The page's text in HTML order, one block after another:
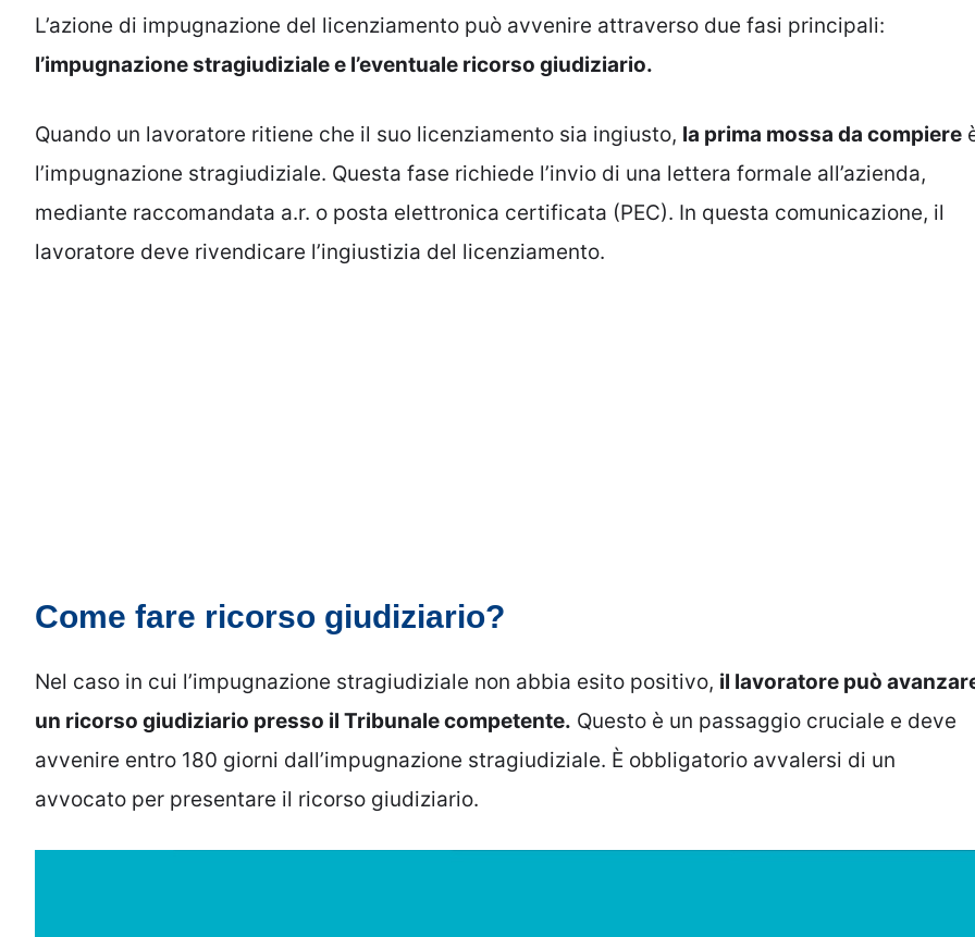
L’azione di impugnazione del licenziamento può avvenire attraverso due fasi principali:
l’impugnazione stragiudiziale e l’eventuale ricorso giudiziario.
Quando un lavoratore ritiene che il suo licenziamento sia ingiusto, la prima mossa da compiere
l’impugnazione stragiudiziale. Questa fase richiede l’invio di una lettera formale all’azienda,
mediante raccomandata a.r. o posta elettronica certificata (PEC). In questa comunicazione, il
lavoratore deve rivendicare l’ingiustizia del licenziamento.
Come fare ricorso giudiziario?
Nel caso in cui l’impugnazione stragiudiziale non abbia esito positivo, il lavoratore può
un ricorso giudiziario presso il Tribunale competente. Questo è un passaggio cruciale e deve
avvenire entro 180 giorni dall’impugnazione stragiudiziale. È obbligatorio avvalersi di un
avvocato per presentare il ricorso giudiziario.